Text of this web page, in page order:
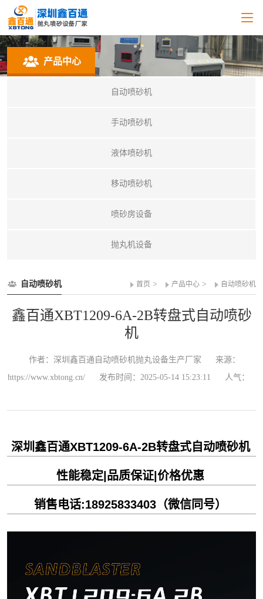
产品中心
自动喷砂机
手动喷砂机
液体喷砂机
移动喷砂机
喷砂房设备
抛丸机设备
自动喷砂机 首页 > 产品中心 > 自动喷砂机
鑫百通XBT1209-6A-2B转盘式自动喷砂
机
作者：深圳鑫百通自动喷砂机抛丸设备生产厂家
来源：
https://www.xbtong.cn/
发布时间：2025-05-14 15:23:11 人气：
深圳鑫百通XBT1209-6A-2B转盘式自动喷砂机
性能稳定|品质保证|价格优惠
销售电话:18925833403（微信同号）